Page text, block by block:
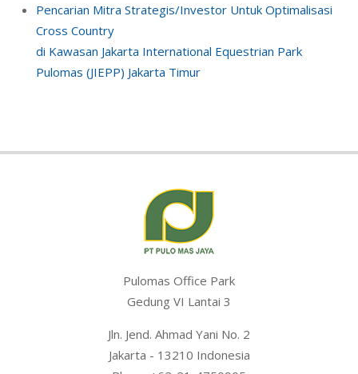
Pencarian Mitra Strategis/Investor Untuk Optimalisasi
Cross Country
di Kawasan Jakarta International Equestrian Park
Pulomas (JIEPP) Jakarta Timur
Pulomas Office Park
Gedung VI Lantai 3
Jln. Jend. Ahmad Yani No. 2
Jakarta - 13210 Indonesia